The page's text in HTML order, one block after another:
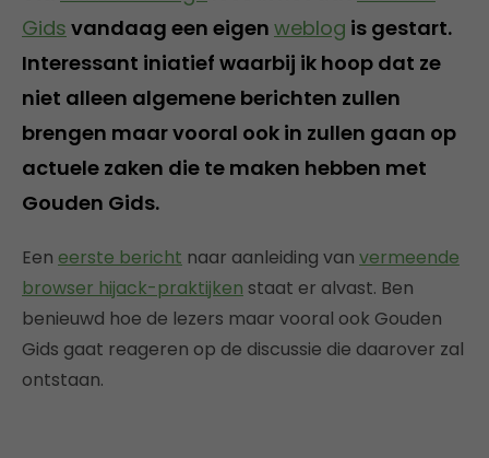
Gids vandaag een eigen weblog is gestart.
Interessant iniatief waarbij ik hoop dat ze
niet alleen algemene berichten zullen
brengen maar vooral ook in zullen gaan op
actuele zaken die te maken hebben met
Gouden Gids.
Een eerste bericht naar aanleiding van vermeende
browser hijack-praktijken staat er alvast. Ben
benieuwd hoe de lezers maar vooral ook Gouden
Gids gaat reageren op de discussie die daarover zal
ontstaan.